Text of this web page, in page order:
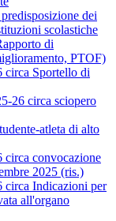
dei
scolastiche
di
PTOF)
circa Sportello di
26 circa sciopero
atleta di alto
circa convocazione
2025 (ris.)
circa Indicazioni per
all'organo